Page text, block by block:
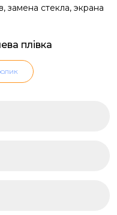
плівка